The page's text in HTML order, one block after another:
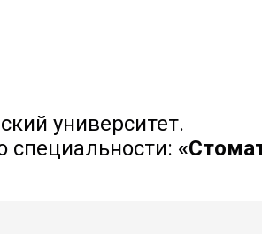
университет.
специальности: